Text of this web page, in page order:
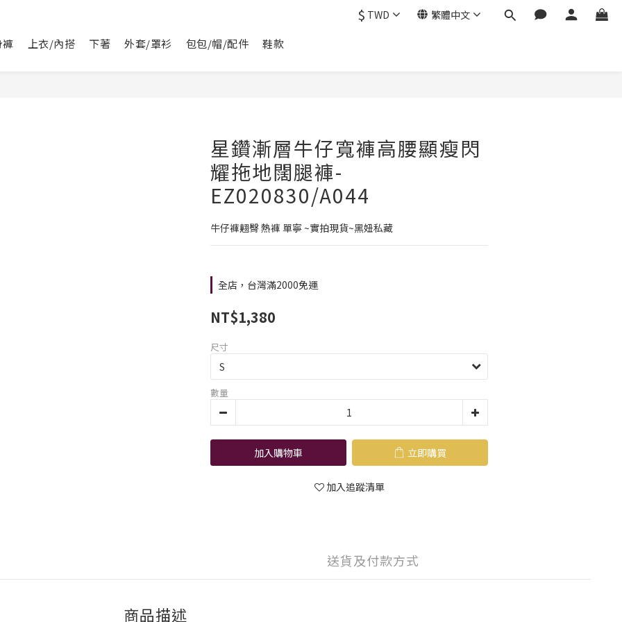
$ TWD 繁體中文
褲 上衣/內搭 下著 外套/罩衫 包包/帽/配件 鞋款
星鑽漸層牛仔寬褲高腰顯瘦閃
耀拖地闊腿褲-
EZ020830/A044
牛仔褲翹臀 熱褲 單寧 ~實拍現貨~黑妞私藏
全店，台灣滿2000免運
NT$1,380
尺寸
數量
加入購物車 立即購買
加入追蹤清單
送貨及付款方式
商品描述